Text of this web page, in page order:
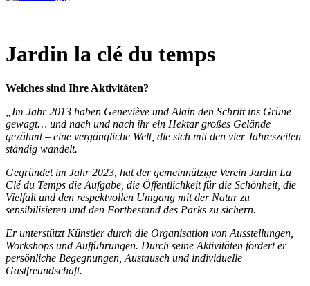
Jardin la clé du temps
Welches sind Ihre Aktivitäten?
„Im Jahr 2013 haben Geneviève und Alain den Schritt ins Grüne
gewagt… und nach und nach ihr ein Hektar großes Gelände
gezähmt – eine vergängliche Welt, die sich mit den vier Jahreszeiten
ständig wandelt.
Gegründet im Jahr 2023, hat der gemeinnützige Verein Jardin La
Clé du Temps die Aufgabe, die Öffentlichkeit für die Schönheit, die
Vielfalt und den respektvollen Umgang mit der Natur zu
sensibilisieren und den Fortbestand des Parks zu sichern.
Er unterstützt Künstler durch die Organisation von Ausstellungen,
Workshops und Aufführungen. Durch seine Aktivitäten fördert er
persönliche Begegnungen, Austausch und individuelle
Gastfreundschaft.